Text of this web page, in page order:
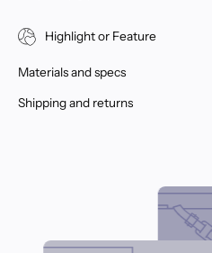
Highlight or Feature
Materials and specs
Shipping and returns